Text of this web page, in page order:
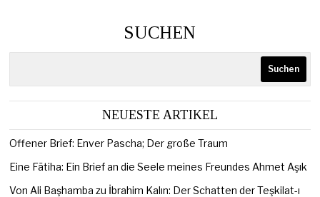
SUCHEN
Suchen
NEUESTE ARTIKEL
Offener Brief: Enver Pascha; Der große Traum
Eine Fātiha: Ein Brief an die Seele meines Freundes Ahmet Aşık
Von Ali Başhamba zu İbrahim Kalın: Der Schatten der Teşkilat-ı